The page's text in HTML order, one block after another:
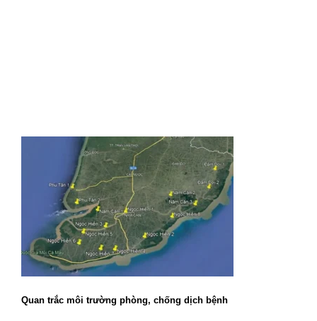
Quan trắc môi trường phòng, chống dịch bệnh